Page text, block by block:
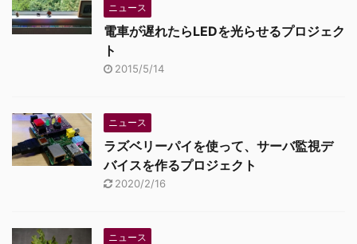
ニュース
電車が遅れたらLEDを光らせるプロジェク
ト
2015/5/14
ニュース
ラズベリーパイを使って、サーバ監視デ
バイスを作るプロジェクト
2020/2/16
ニュース